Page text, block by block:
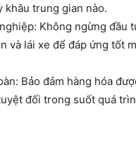
khâu trung gian nào.
Không ngừng đầu
và lái xe để đáp ứng tốt
Bảo đảm hàng hóa
đối trong suốt quá